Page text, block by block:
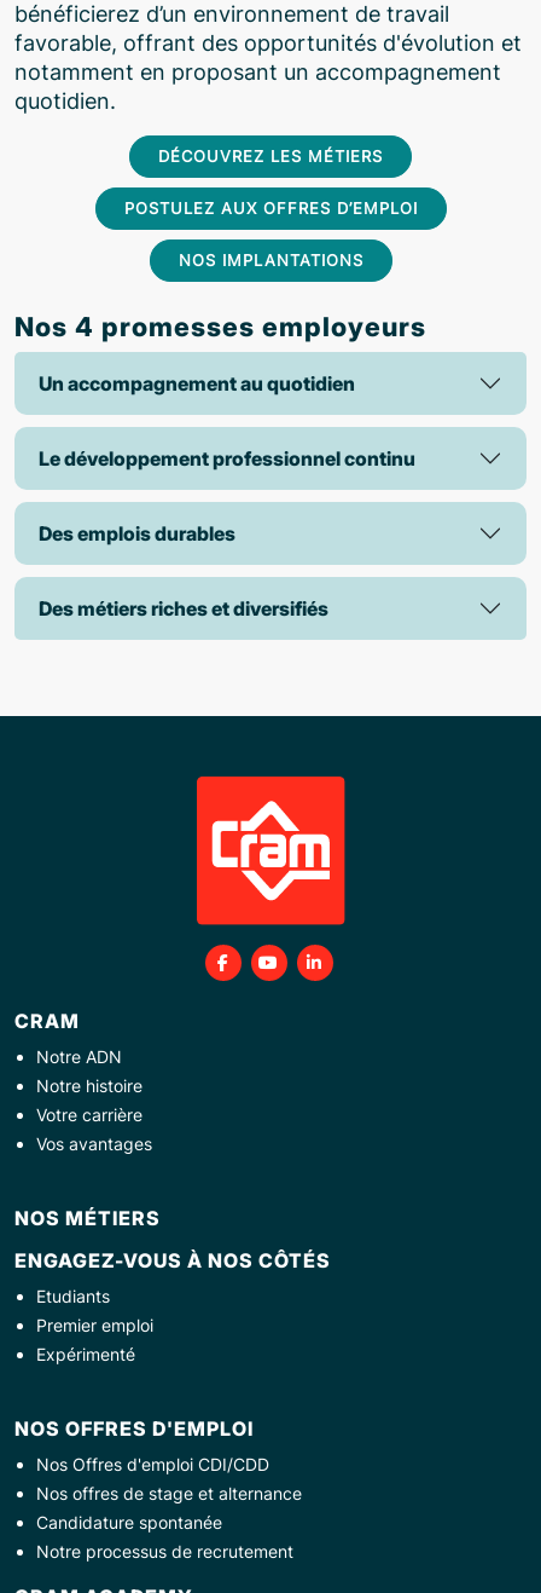
bénéficierez d’un environnement de travail
favorable, offrant des opportunités d'évolution et
notamment en proposant un accompagnement
quotidien.
DÉCOUVREZ LES MÉTIERS
POSTULEZ AUX OFFRES D’EMPLOI
NOS IMPLANTATIONS
Nos 4 promesses employeurs
Un accompagnement au quotidien
Le développement professionnel continu
Des emplois durables
Des métiers riches et diversifiés
CRAM
Notre ADN
Notre histoire
Votre carrière
Vos avantages
NOS MÉTIERS
ENGAGEZ-VOUS À NOS CÔTÉS
Etudiants
Premier emploi
Expérimenté
NOS OFFRES D'EMPLOI
Nos Offres d'emploi CDI/CDD
Nos offres de stage et alternance
Candidature spontanée
Notre processus de recrutement